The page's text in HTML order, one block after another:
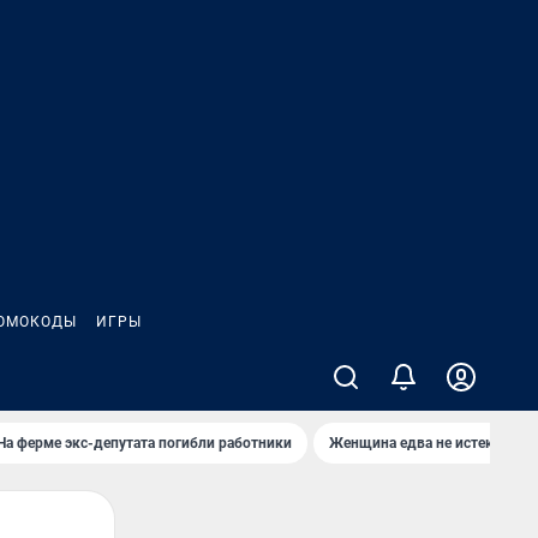
ИГРЫ
ферме экс-депутата погибли работники Женщина едва не истекла